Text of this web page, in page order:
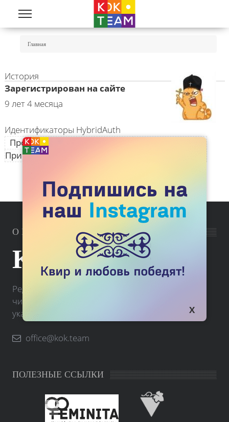
Перейти к основному содержанию
Главная
История
Зарегистрирован на сайте
9 лет 4 месяца
Идентификаторы HybridAuth
Провайдер идентификации
Присоединённые личные данные отсутствуют.
О РЕДАКЦИИ
KOK.TEAM
Редакция портала Kok.team принимает письма
читателей. Вы можете связаться с нами по
указанному ниже электронному адресу.
office@kok.team
ПОЛЕЗНЫЕ ССЫЛКИ